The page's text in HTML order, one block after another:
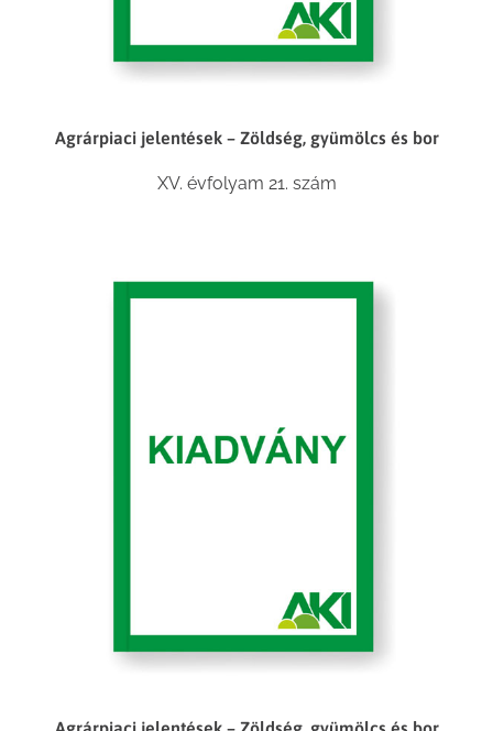
Agrárpiaci jelentések – Zöldség, gyümölcs és bor
XV. évfolyam 21. szám